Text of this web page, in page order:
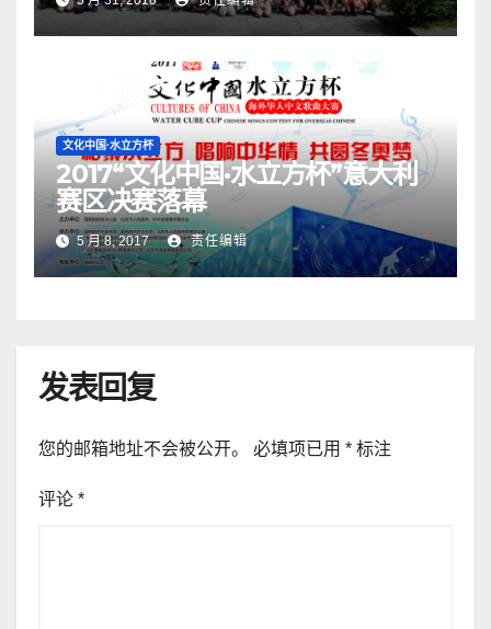
文化中国·水立方杯
2017“文化中国·水立方杯”意大利
赛区决赛落幕
5 月 8, 2017 责任编辑
发表回复
您的邮箱地址不会被公开。 必填项已用 * 标注
评论 *